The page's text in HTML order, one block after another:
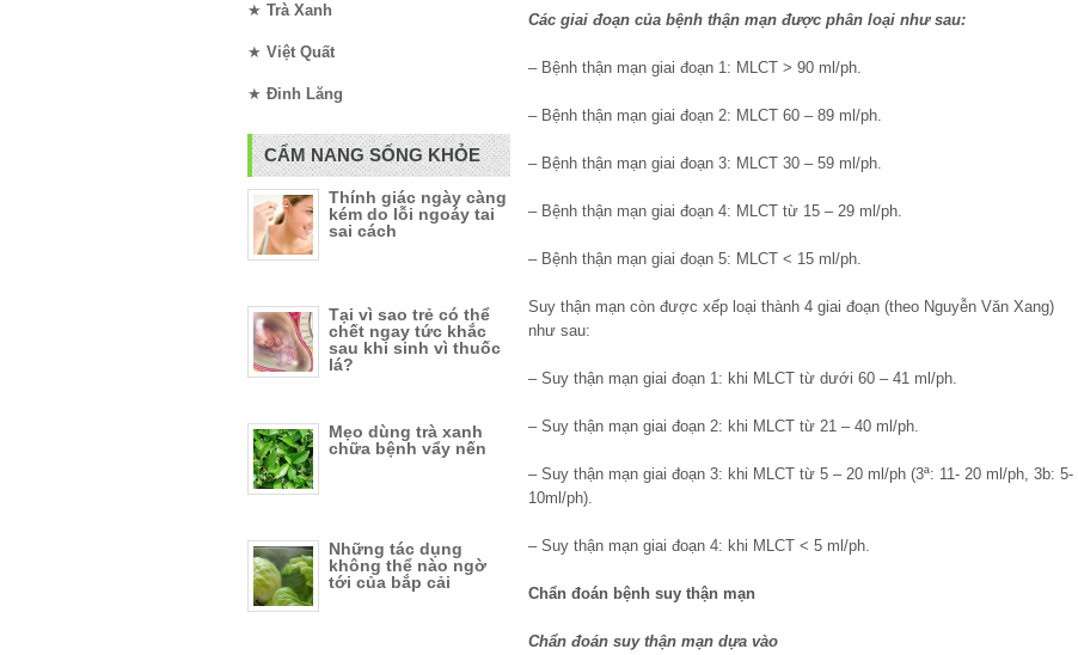
Các giai đoạn của bệnh thận mạn được phân loại như sau:
– Bệnh thận mạn giai đoạn 1: MLCT > 90 ml/ph.
– Bệnh thận mạn giai đoạn 2: MLCT 60 – 89 ml/ph.
– Bệnh thận mạn giai đoạn 3: MLCT 30 – 59 ml/ph.
– Bệnh thận mạn giai đoạn 4: MLCT từ 15 – 29 ml/ph.
– Bệnh thận mạn giai đoạn 5: MLCT < 15 ml/ph.
Suy thận mạn còn được xếp loại thành 4 giai đoạn (theo Nguyễn Văn Xang)
như sau:
– Suy thận mạn giai đoạn 1: khi MLCT từ dưới 60 – 41 ml/ph.
– Suy thận mạn giai đoạn 2: khi MLCT từ 21 – 40 ml/ph.
– Suy thận mạn giai đoạn 3: khi MLCT từ 5 – 20 ml/ph (3ª: 11- 20 ml/ph, 3b: 5-
10ml/ph).
– Suy thận mạn giai đoạn 4: khi MLCT < 5 ml/ph.
Chẩn đoán bệnh suy thận mạn
Chẩn đoán suy thận mạn dựa vào
★ Trà Xanh
★ Việt Quất
★ Đinh Lăng
CẨM NANG SỐNG KHỎE
Thính giác ngày càng
kém do lỗi ngoáy tai
sai cách
Tại vì sao trẻ có thể
chết ngay tức khắc
sau khi sinh vì thuốc
lá?
Mẹo dùng trà xanh
chữa bệnh vẩy nến
Những tác dụng
không thể nào ngờ
tới của bắp cải